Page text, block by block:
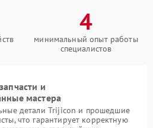
4
минимальный опыт работы
специалистов
и
мастера
детали Trijicon и прошедшие
что гарантирует корректную